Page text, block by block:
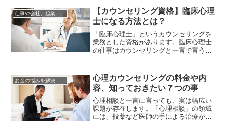
高まっている今、カウンセリングの資格
を取得しようとする方も増えています。
少し前まではカウンセリングを受けると
言うとかなり心配されたり変な目で...
仕事や会社、起業の悩みを解決
【カウンセリング資格】臨床心理
士になる方法とは？
「臨床心理士」というカウンセリングを
業務とした資格があります。臨床心理士
の仕事はカウンセリングと一言で言うに
と「人間の心の病を取り除く仕事」なの
です。人の心の中の負担を軽くするべ
く、精神の安定を目指して患者と向き合
うお仕事です。人口の多い日本では、...
心理カウンセリングの料金や内
容、知っておきたい７つの事
心理相談と一言に言っても、実は幅広い
課題が存在します。「心理相談」の領域
には、投薬など医師の手による治療が必